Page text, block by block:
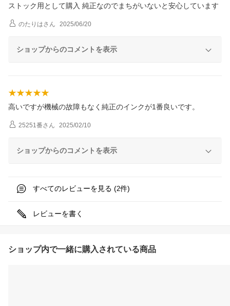
ストック用として購入 純正なのでまちがいないと安心しています
のたりはさん 2025/06/20
ショップからのコメントを表示
高いですが機械の故障もなく純正のインクが1番良いです。
25251番さん 2025/02/10
ショップからのコメントを表示
すべてのレビューを見る (2件)
レビューを書く
ショップ内で一緒に購入されている商品